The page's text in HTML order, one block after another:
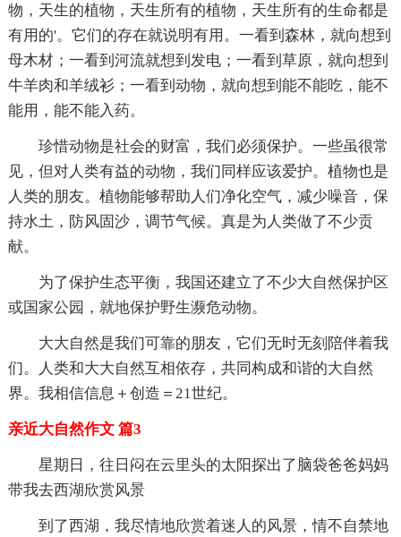
物，天生的植物，天生所有的植物，天生所有的生命都是
有用的'。它们的存在就说明有用。一看到森林，就向想到
母木材；一看到河流就想到发电；一看到草原，就向想到
牛羊肉和羊绒衫；一看到动物，就向想到能不能吃，能不
能用，能不能入药。
珍惜动物是社会的财富，我们必须保护。一些虽很常
见，但对人类有益的动物，我们同样应该爱护。植物也是
人类的朋友。植物能够帮助人们净化空气，减少噪音，保
持水土，防风固沙，调节气候。真是为人类做了不少贡
献。
为了保护生态平衡，我国还建立了不少大自然保护区
或国家公园，就地保护野生濒危动物。
大大自然是我们可靠的朋友，它们无时无刻陪伴着我
们。人类和大大自然互相依存，共同构成和谐的大自然
界。我相信信息＋创造＝21世纪。
亲近大自然作文 篇3
星期日，往日闷在云里头的太阳探出了脑袋爸爸妈妈
带我去西湖欣赏风景
到了西湖，我尽情地欣赏着迷人的风景，情不自禁地